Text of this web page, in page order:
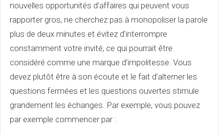
nouvelles opportunités d’affaires qui peuvent vous
rapporter gros, ne cherchez pas à monopoliser la parole
plus de deux minutes et évitez d’interrompre
constamment votre invité, ce qui pourrait être
considéré comme une marque d’impolitesse. Vous
devez plutôt être à son écoute et le fait d’alterner les
questions fermées et les questions ouvertes stimule
grandement les échanges. Par exemple, vous pouvez
par exemple commencer par :